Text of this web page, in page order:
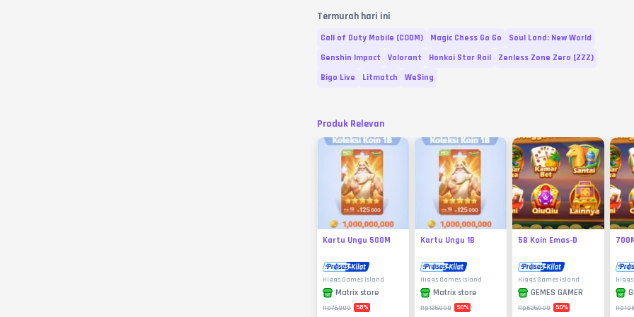
Termurah hari ini
Call of Duty Mobile (CODM) Magic Chess Go Go
Soul Land: New World
Genshin Impact
Valorant Honkai Star Rail
Zenless Zone Zero (ZZZ)
Bigo Live
Litmatch WeSing
Produk Relevan
Kartu Ungu 500M
Higgs Games Island
Matrix store
Rp75.000 58%
Kartu Ungu 1B
Higgs Games Island
Matrix store
Rp125.000 50%
5B Koin Emas-D
Higgs Games Island
GEMES GAMER
Rp625.000 50%
Higgs